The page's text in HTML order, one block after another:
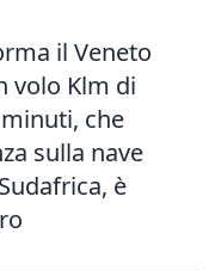
il Veneto
volo Klm di
che
sulla nave
è